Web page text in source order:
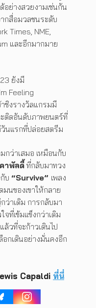
อย่างสวยงามเช่นกัน
กสื่อมวลชนระดับ
Times, NME,
และอีกมากมาย
ยังมี
Feeling
ชิงรางวัลแกรมมี
ติดอันดับภาพยนตร์ที่
นแรกที่ปล่อยสตรีม
กว่าเสมอ เหมือนกับ
าพัลดี้ ที่กลับมาทวง
บ “Survive” เพลง
นของเขาให้กลาย
ว่าเดิม การกลับมา
จที่เข้มแข็งกว่าเดิม
ล้วที่จะก้าวเดินไป
อกเดินอย่างมั่นคงอีก
Capaldi ที่นี่